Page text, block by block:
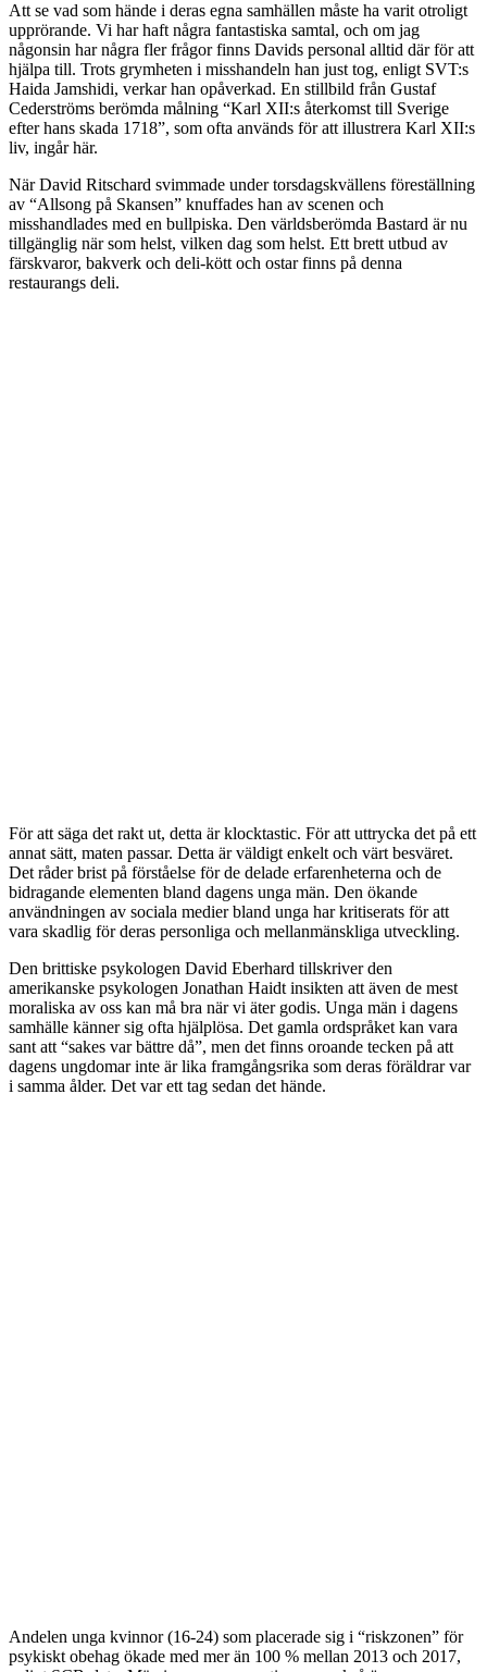
Att se vad som hände i deras egna samhällen måste ha varit otroligt
upprörande. Vi har haft några fantastiska samtal, och om jag
någonsin har några fler frågor finns Davids personal alltid där för att
hjälpa till. Trots grymheten i misshandeln han just tog, enligt SVT:s
Haida Jamshidi, verkar han opåverkad. En stillbild från Gustaf
Cederströms berömda målning “Karl XII:s återkomst till Sverige
efter hans skada 1718”, som ofta används för att illustrera Karl XII:s
liv, ingår här.
När David Ritschard svimmade under torsdagskvällens föreställning
av “Allsong på Skansen” knuffades han av scenen och
misshandlades med en bullpiska. Den världsberömda Bastard är nu
tillgänglig när som helst, vilken dag som helst. Ett brett utbud av
färskvaror, bakverk och deli-kött och ostar finns på denna
restaurangs deli.
För att säga det rakt ut, detta är klocktastic. För att uttrycka det på ett
annat sätt, maten passar. Detta är väldigt enkelt och värt besväret.
Det råder brist på förståelse för de delade erfarenheterna och de
bidragande elementen bland dagens unga män. Den ökande
användningen av sociala medier bland unga har kritiserats för att
vara skadlig för deras personliga och mellanmänskliga utveckling.
Den brittiske psykologen David Eberhard tillskriver den
amerikanske psykologen Jonathan Haidt insikten att även de mest
moraliska av oss kan må bra när vi äter godis. Unga män i dagens
samhälle känner sig ofta hjälplösa. Det gamla ordspråket kan vara
sant att “sakes var bättre då”, men det finns oroande tecken på att
dagens ungdomar inte är lika framgångsrika som deras föräldrar var
i samma ålder. Det var ett tag sedan det hände.
Andelen unga kvinnor (16-24) som placerade sig i “riskzonen” för
psykiskt obehag ökade med mer än 100 % mellan 2013 och 2017,